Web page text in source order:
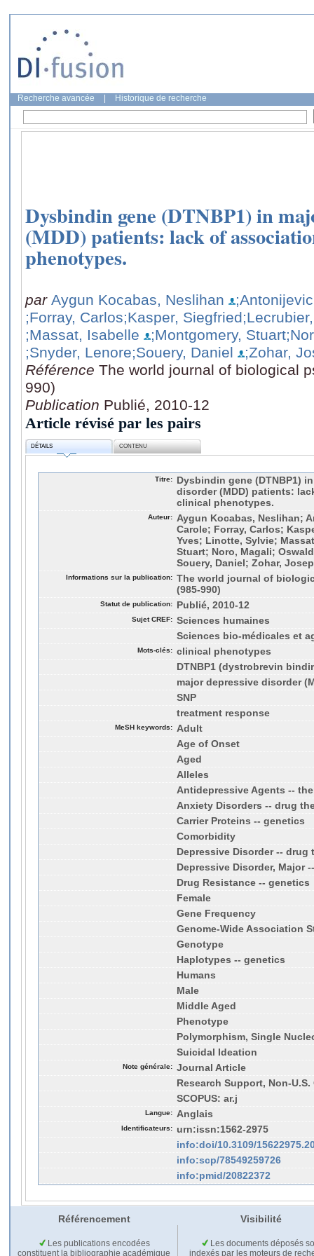
Recherche avancée Historique de recherche
Dysbindin gene (DTNBP1) in
(MDD) patients: lack of
phenotypes.
par Aygun Kocabas, Neslihan
;Forray, Carlos;Kasper, Siegfried
;Massat, Isabelle
;Montgomery, Stuart
;Snyder, Lenore;Souery, Daniel
;Zohar,
Référence The world journal of biological
990)
Publication Publié, 2010-12
Article révisé par les pairs
DÉTAILS CONTENU
Titre:
Dysbindin gene (DTNBP1)
disorder (MDD) patients:
clinical phenotypes.
Auteur:
Aygun Kocabas, Neslihan;
Carole; Forray, Carlos;
Yves; Linotte, Sylvie;
Stuart; Noro, Magali;
Souery, Daniel; Zohar,
Informations sur la publication: The world journal of
(985-990)
Statut de publication: Publié, 2010-12
Sujet CREF: Sciences humaines
Sciences bio-médicales et
Mots-clés: clinical phenotypes
DTNBP1 (dystrobrevin
major depressive disorder
SNP
treatment response
MeSH keywords:
Adult
Age of Onset
Aged
Alleles
Antidepressive Agents --
Anxiety Disorders -- drug
Carrier Proteins -- genetics
Comorbidity
Depressive Disorder -- drug
Depressive Disorder, Major
Drug Resistance -- genetics
Female
Gene Frequency
Genome-Wide Association
Genotype
Haplotypes -- genetics
Humans
Male
Middle Aged
Phenotype
Polymorphism, Single
Suicidal Ideation
Note générale: Journal Article
Research Support, Non-U.S.
SCOPUS: ar.j
Langue: Anglais
Identificateurs:
urn:issn:1562-2975
info:doi/10.3109/
info:scp/78549259726
info:pmid/20822372
Référencement Visibilité
Les publications encodées
constituent la bibliographie académique
Les documents déposés
indexés par les moteurs de